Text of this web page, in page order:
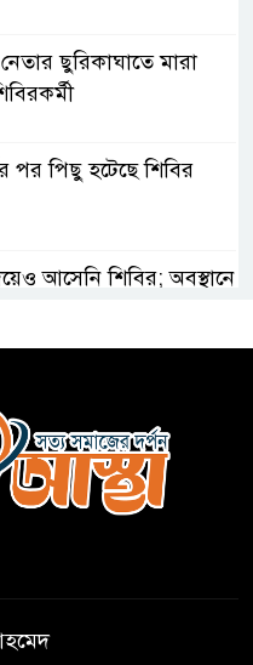
ছুরিকাঘাতে মারা
পর পিছু হটেছে শিবির
আসেনি শিবির; অবস্থানে
আগুন
৫ দিনেও ফিরেনি
টিয়ার শেল